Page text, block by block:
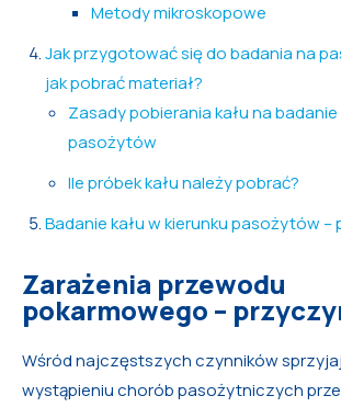
Metody mikroskopowe
Jak przygotować się do badania na
jak pobrać materiał?
Zasady pobierania kału na badanie
pasożytów
Ile próbek kału należy pobrać?
Badanie kału w kierunku pasożytów
Zarażenia przewodu
pokarmowego –
Wśród najczęstszych czynników
wystąpieniu chorób pasożytniczych